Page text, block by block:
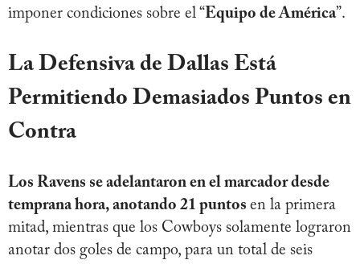
imponer condiciones sobre el “Equipo de América”.
La Defensiva de Dallas Está
Permitiendo Demasiados Puntos en
Contra
Los Ravens se adelantaron en el marcador desde
temprana hora, anotando 21 puntos en la primera
mitad, mientras que los Cowboys solamente lograron
anotar dos goles de campo, para un total de seis